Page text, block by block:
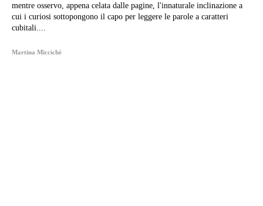
mentre osservo, appena celata dalle pagine, l'innaturale inclinazione a
cui i curiosi sottopongono il capo per leggere le parole a caratteri
cubitali....
Martina Miccichè